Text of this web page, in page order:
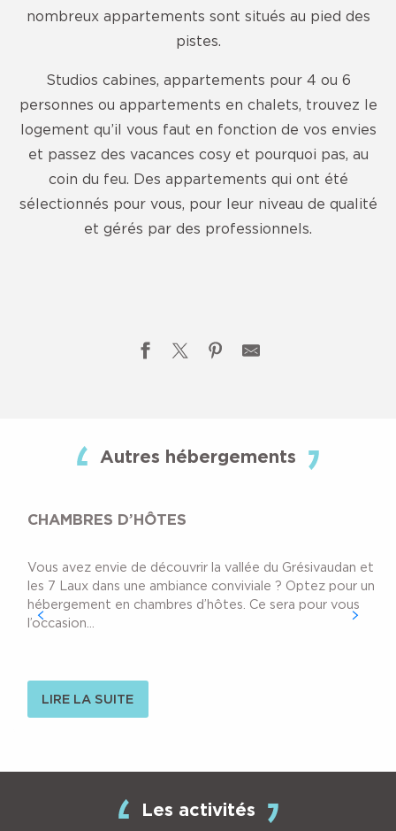
nombreux appartements sont situés au pied des
pistes.
Studios cabines, appartements pour 4 ou 6
personnes ou appartements en chalets, trouvez le
logement qu’il vous faut en fonction de vos envies
et passez des vacances cosy et pourquoi pas, au
coin du feu. Des appartements qui ont été
sélectionnés pour vous, pour leur niveau de qualité
et gérés par des professionnels.
Gîte de Belledonne
Orionde Gîte en Belledonne
Autres hébergements
CHAMBRES D’HÔTES
Vous avez envie de découvrir la vallée du Grésivaudan et
les 7 Laux dans une ambiance conviviale ? Optez pour un
hébergement en chambres d’hôtes. Ce sera pour vous
l’occasion...
LIRE LA SUITE
Les activités
angle différent ? Découvrez ici l’ensemble des
LIRE LA SUITE